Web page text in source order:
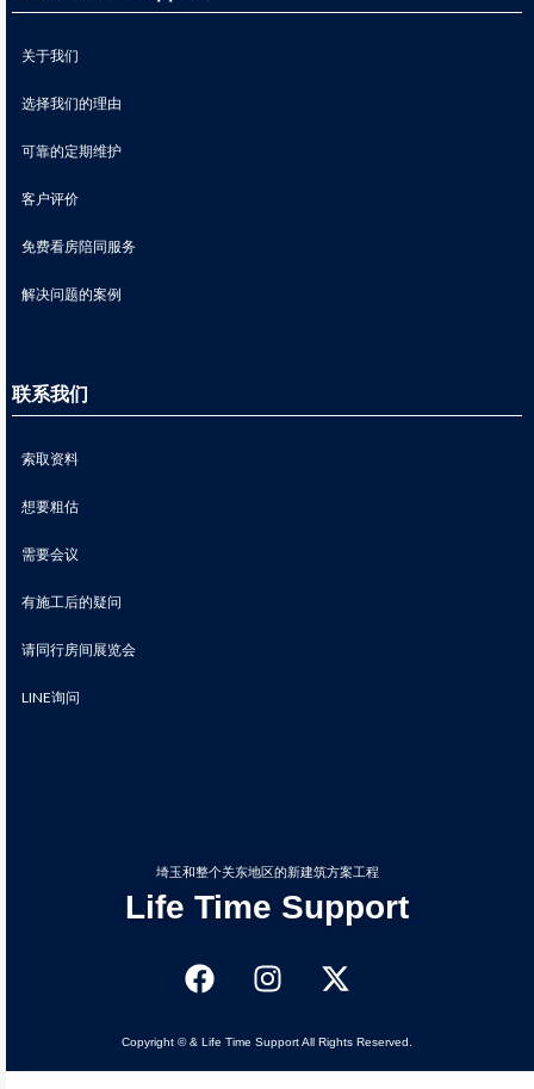
关于我们
选择我们的理由
可靠的定期维护
客户评价
免费看房陪同服务
解决问题的案例
联系我们
索取资料
想要粗估
需要会议
有施工后的疑问
请同行房间展览会
LINE询问
埼玉和整个关东地区的新建筑方案工程
Life Time Support
Copyright © & Life Time Support All Rights Reserved.